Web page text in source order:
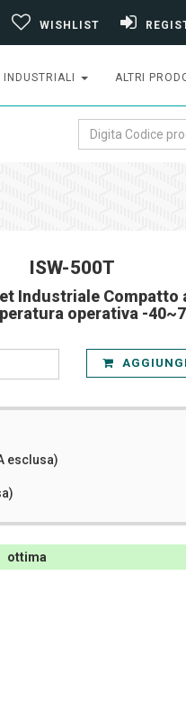
WISHLIST
INDUSTRIALI ALTRI
ISW-500T
Industriale Compatto
operativa -
AGGIUNGI
esclusa)
ottima